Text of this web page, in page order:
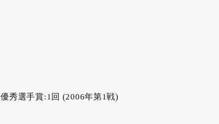
秀選手賞:1回 (2006年第1戦)